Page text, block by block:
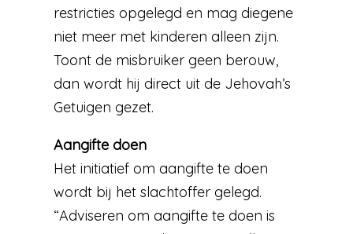
restricties opgelegd en mag diegene
niet meer met kinderen alleen zijn.
Toont de misbruiker geen berouw,
dan wordt hij direct uit de Jehovah’s
Getuigen gezet.
Aangifte doen
Het initiatief om aangifte te doen
wordt bij het slachtoffer gelegd.
“Adviseren om aangifte te doen is